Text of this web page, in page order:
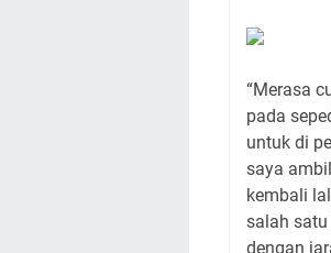
“Merasa
pada
untuk di
saya
kembali
salah
dengan